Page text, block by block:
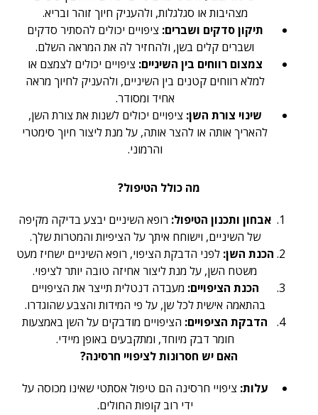
מצהיבות או סגלגלות, ולהעניק חיוך זוהר ובריא.
תיקון סדקים ושברים: ציפויים יכולים להסתיר סדקים
ושברים קלים בשן, ולהחזיר לה את המראה השלם.
צמצום רווחים בין השיניים: ציפויים יכולים לצמצם או
למלא רווחים קטנים בין השיניים, ולהעניק לחיוך מראה
אחיד ומסודר.
שינוי צורת השן: ציפויים יכולים לשנות את צורת השן,
להאריך אותה או להצר אותה, על מנת ליצור חיוך סימטרי
והרמוני.
מה כולל הטיפול?
אבחון ותכנון הטיפול: רופא השיניים יבצע בדיקה מקיפה
של השיניים, וישוחח איתך על הציפיות והמטרות שלך.
הכנת השן: לפני הדבקת הציפוי, רופא השיניים ישחיז מעט
משטח השן, על מנת ליצור אחיזה טובה יותר לציפוי.
הכנת הציפויים: מעבדה דנטלית תייצר את הציפויים
בהתאמה אישית לכל שן, על פי המידות והצבע שהוגדרו.
הדבקת הציפויים: הציפויים מודבקים על השן באמצעות
חומר דבק מיוחד, ומתקבעים באופן מיידי.
האם יש חסרונות לציפויי חרסינה?
עלות: ציפויי חרסינה הם טיפול אסתטי שאינו מכוסה על
ידי רוב קופות החולים.